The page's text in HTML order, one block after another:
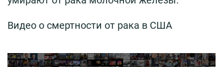
Видео о смертности от рака в США